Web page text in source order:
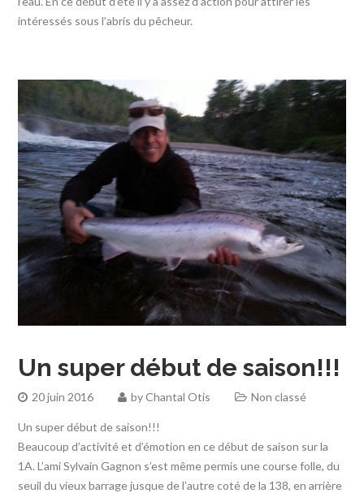
intéressés sous l’abris du pêcheur.
Un super début de saison!!!
20 juin 2016 byChantal Otis Non classé
Un super début de saison!!!
Beaucoup d’activité et d’émotion en ce début de saison sur la
1A. L’ami Sylvain Gagnon s’est même permis une course folle, du
seuil du vieux barrage jusque de l’autre coté de la 138, en arrière